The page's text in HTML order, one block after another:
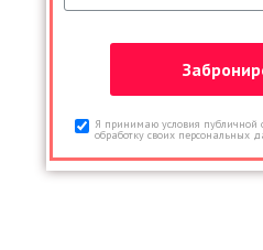
Я принимаю условия публичной
обработку своих персональных